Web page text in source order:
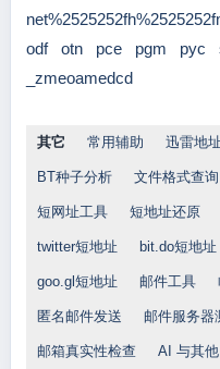
odf
otn pce pgm pyc
_zmeoamedcd
其它 常用辅助 迅雷地
BT种子分析 文件格式查询
短网址工具 短地址还原
twitter短地址 bit.do短地址
goo.gl短地址 邮件工具
匿名邮件发送 邮件服务器
邮箱真实性检查 AI 与其他